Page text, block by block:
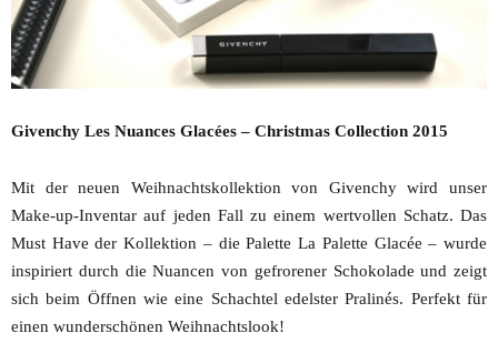
Givenchy Les Nuances Glacées – Christmas Collection 2015
Mit der neuen Weihnachtskollektion von Givenchy wird unser
Make-up-Inventar auf jeden Fall zu einem wertvollen Schatz. Das
Must Have der Kollektion – die Palette La Palette Glacée – wurde
inspiriert durch die Nuancen von gefrorener Schokolade und zeigt
sich beim Öffnen wie eine Schachtel edelster Pralinés. Perfekt für
einen wunderschönen Weihnachtslook!